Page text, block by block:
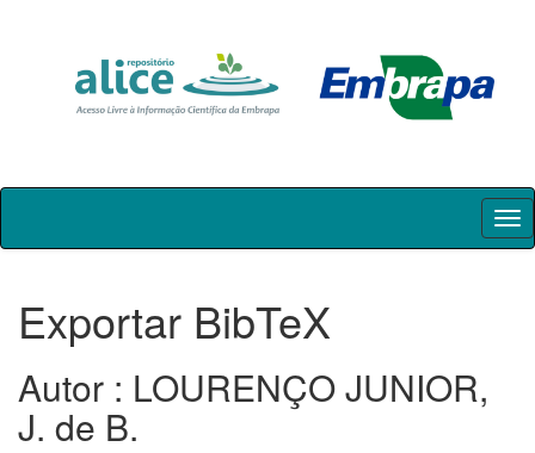
Skip
Exportar BibTeX
Autor : LOURENÇO JUNIOR,
J. de B.